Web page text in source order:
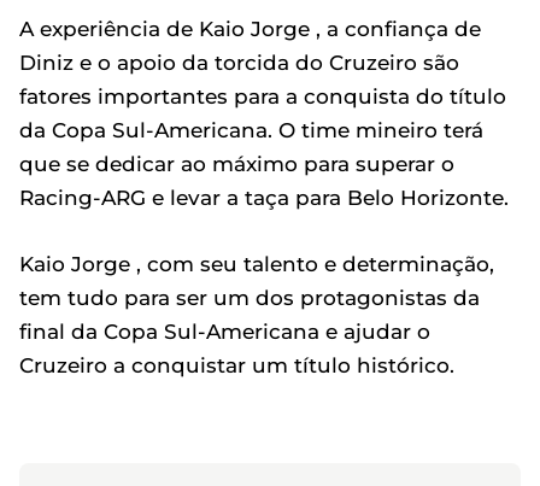
A experiência de Kaio Jorge , a confiança de
Diniz e o apoio da torcida do Cruzeiro são
fatores importantes para a conquista do título
da Copa Sul-Americana. O time mineiro terá
que se dedicar ao máximo para superar o
Racing-ARG e levar a taça para Belo Horizonte.
Kaio Jorge , com seu talento e determinação,
tem tudo para ser um dos protagonistas da
final da Copa Sul-Americana e ajudar o
Cruzeiro a conquistar um título histórico.